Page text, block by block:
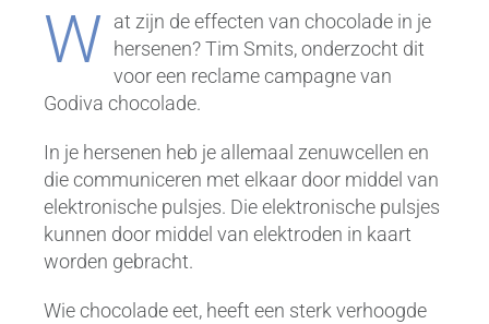
W
at zijn de effecten van chocolade in je
hersenen? Tim Smits, onderzocht dit
voor een reclame campagne van
Godiva chocolade.
In je hersenen heb je allemaal zenuwcellen en
die communiceren met elkaar door middel van
elektronische pulsjes. Die elektronische pulsjes
kunnen door middel van elektroden in kaart
worden gebracht.
Wie chocolade eet, heeft een sterk verhoogde